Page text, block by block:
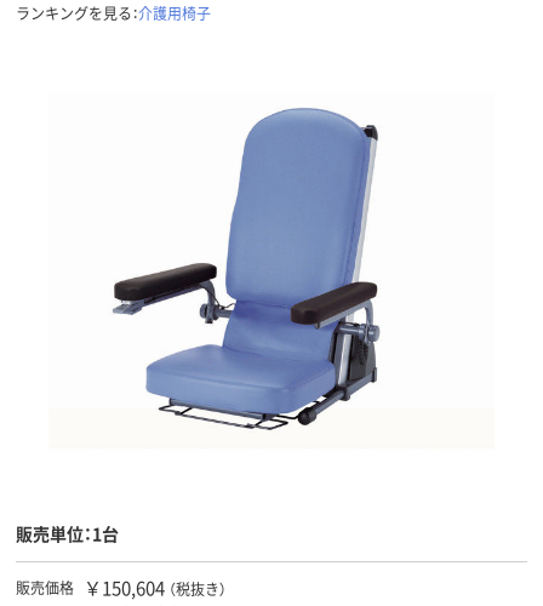
ランキングを見る：介護用椅子
販売単位：1台
販売価格 ￥150,604 （税抜き）